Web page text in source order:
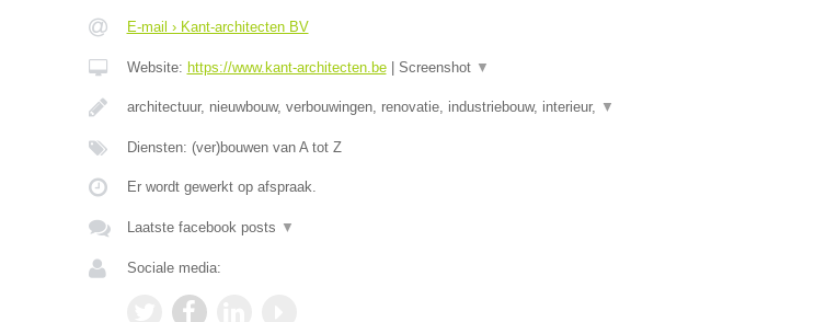
E-mail › Kant-architecten BV
Website: https://www.kant-architecten.be| Screenshot ▼
architectuur, nieuwbouw, verbouwingen, renovatie, industriebouw, interieur, ▼
Diensten: (ver)bouwen van A tot Z
Er wordt gewerkt op afspraak.
Laatste facebook posts ▼
Sociale media: